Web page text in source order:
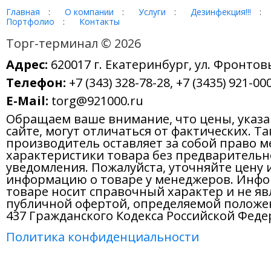
Главная : О компании : Услуги : Дезинфекция!!!
:
Портфолио
: Контакты
Торг-терминал © 2026
Адрес: 620017 г. Екатеринбург, ул.
Телефон: +7 (343) 328-78-28, +7 (3435) 921-
E-Mail: torg@921000.ru
Обращаем ваше внимание, что цены,
сайте, могут отличаться от фактических.
производитель оставляет за собой право
характеристики товара без
уведомления. Пожалуйста, уточняйте цену
информацию о товаре у менеджеров.
товаре носит справочный характер и не
публичной офертой, определяемой
437 Гражданского Кодекса Российской
Политика конфиденциальности